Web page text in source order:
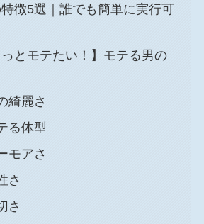
徴5選｜誰でも簡単に実行可
っとモテたい！】モテる男の
綺麗さ
る体型
モアさ
さ
さ